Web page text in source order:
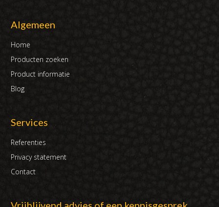
Algemeen
Home
Producten zoeken
Product informatie
Blog
Services
Referenties
Privacy statement
Contact